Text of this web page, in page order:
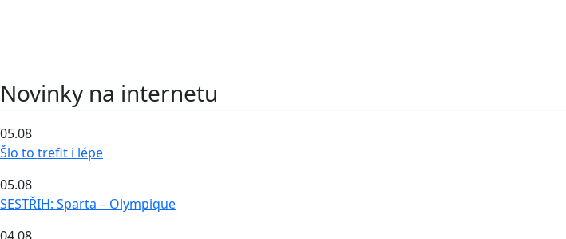
Novinky na internetu
05.08
Šlo to trefit i lépe
05.08
SESTŘIH: Sparta – Olympique